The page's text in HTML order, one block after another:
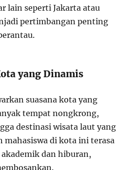
lain seperti Jakarta atau
pertimbangan penting
yang Dinamis
suasana kota yang
tempat nongkrong,
destinasi wisata laut yang
mahasiswa di kota ini terasa
dan hiburan,